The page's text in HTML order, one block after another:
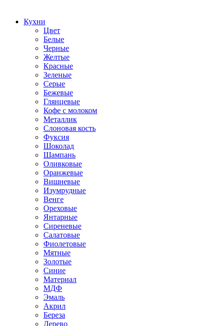
Кухни
Цвет
Белые
Черные
Желтые
Красные
Зеленые
Серые
Бежевые
Глянцевые
Кофе с молоком
Металлик
Слоновая кость
Фуксия
Шоколад
Шампань
Оливковые
Оранжевые
Вишневые
Изумрудные
Венге
Ореховые
Янтарные
Сиреневые
Салатовые
Фиолетовые
Мятные
Золотые
Синие
Материал
МДФ
Эмаль
Акрил
Береза
Дерево